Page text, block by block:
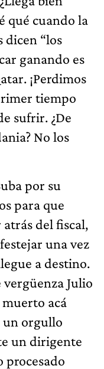
qué cuando la
dicen “los
ganando es
¡Perdimos
tiempo
sufrir. ¿De
No los
por su
para que
del fiscal,
una vez
a destino.
Julio
acá
un orgullo
un dirigente
procesado